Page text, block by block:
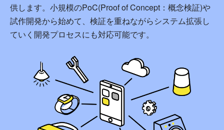
供します。小規模のPoC(Proof of Concept：概念検証)や
試作開発から始めて、検証を重ねながらシステム拡張し
ていく開発プロセスにも対応可能です。